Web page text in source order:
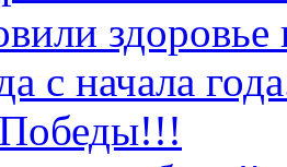
с начала